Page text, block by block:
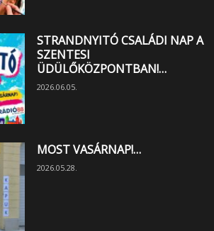
STRANDNYITÓ CSALÁDI NAP A
SZENTESI
ÜDÜLŐKÖZPONTBAN!…
2026.06.05.
MOST VASÁRNAP!…
2026.05.28.